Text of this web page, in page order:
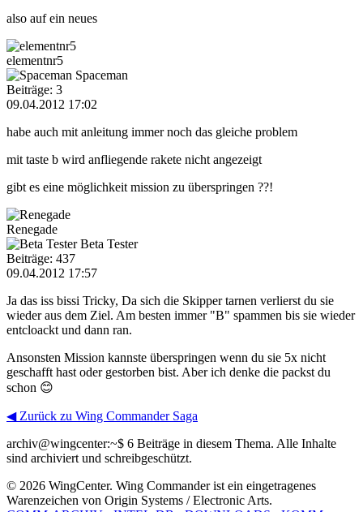
also auf ein neues
elementnr5
Spaceman
Beiträge: 3
09.04.2012 17:02
habe auch mit anleitung immer noch das gleiche problem
mit taste b wird anfliegende rakete nicht angezeigt
gibt es eine möglichkeit mission zu überspringen ??!
Renegade
Beta Tester
Beiträge: 437
09.04.2012 17:57
Ja das iss bissi Tricky, Da sich die Skipper tarnen verlierst du sie
wieder aus dem Ziel. Am besten immer "B" spammen bis sie wieder
entcloackt und dann ran.
Ansonsten Mission kannste überspringen wenn du sie 5x nicht
geschafft hast oder gestorben bist. Aber ich denke die packst du
schon 😊
◀ Zurück zu Wing Commander Saga
archiv@wingcenter:~$ 6 Beiträge in diesem Thema. Alle Inhalte
sind archiviert und schreibgeschützt.
© 2026 WingCenter. Wing Commander ist ein eingetragenes
Warenzeichen von Origin Systems / Electronic Arts.